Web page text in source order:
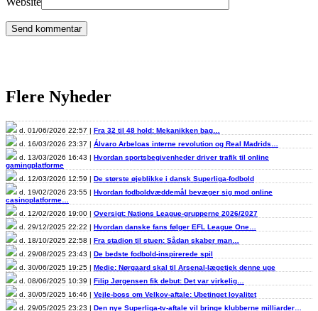
Flere Nyheder
d. 01/06/2026 22:57 | Fra 32 til 48 hold: Mekanikken bag…
d. 16/03/2026 23:37 | Álvaro Arbeloas interne revolution og Real Madrids…
d. 13/03/2026 16:43 | Hvordan sportsbegivenheder driver trafik til online
gamingplatforme
d. 12/03/2026 12:59 | De største øjeblikke i dansk Superliga-fodbold
d. 19/02/2026 23:55 | Hvordan fodboldvæddemål bevæger sig mod online
casinoplatforme…
d. 12/02/2026 19:00 | Oversigt: Nations League-grupperne 2026/2027
d. 29/12/2025 22:22 | Hvordan danske fans følger EFL League One…
d. 18/10/2025 22:58 | Fra stadion til stuen: Sådan skaber man…
d. 29/08/2025 23:43 | De bedste fodbold-inspirerede spil
d. 30/06/2025 19:25 | Medie: Nørgaard skal til Arsenal-lægetjek denne uge
d. 08/06/2025 10:39 | Filip Jørgensen fik debut: Det var virkelig…
d. 30/05/2025 16:46 | Vejle-boss om Velkov-aftale: Ubetinget loyalitet
d. 29/05/2025 23:23 | Den nye Superliga-tv-aftale vil bringe klubberne milliarder…